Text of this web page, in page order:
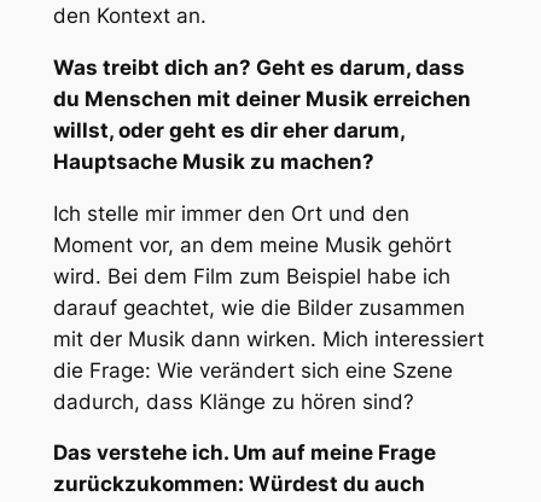
den Kontext an.
Was treibt dich an? Geht es darum, dass
du Menschen mit deiner Musik erreichen
willst, oder geht es dir eher darum,
Hauptsache Musik zu machen?
Ich stelle mir immer den Ort und den
Moment vor, an dem meine Musik gehört
wird. Bei dem Film zum Beispiel habe ich
darauf geachtet, wie die Bilder zusammen
mit der Musik dann wirken. Mich interessiert
die Frage: Wie verändert sich eine Szene
dadurch, dass Klänge zu hören sind?
Das verstehe ich. Um auf meine Frage
zurückzukommen: Würdest du auch